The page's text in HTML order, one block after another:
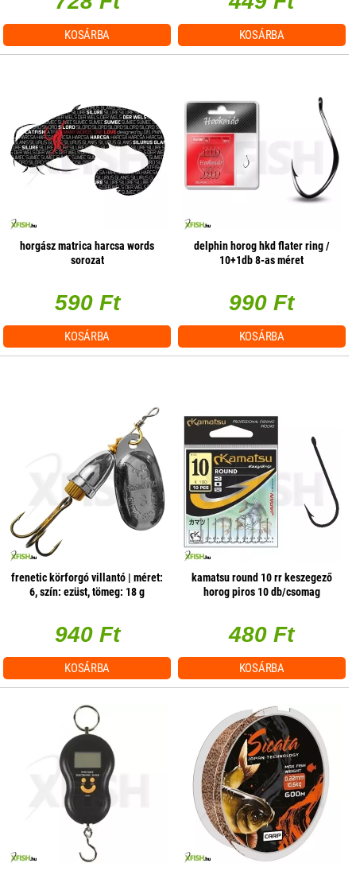
KOSÁRBA KOSÁRBA
horgász matrica harcsa words
sorozat
590 Ft
KOSÁRBA
delphin horog hkd flater ring /
10+1db 8-as méret
990 Ft
KOSÁRBA
frenetic körforgó villantó | méret:
6, szín: ezüst, tömeg: 18 g
940 Ft
KOSÁRBA
kamatsu round 10 rr keszegező
horog piros 10 db/csomag
480 Ft
KOSÁRBA